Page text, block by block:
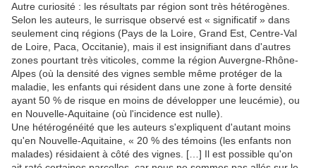
Autre curiosité : les résultats par région sont très hétérogènes.
Selon les auteurs, le surrisque observé est « significatif » dans
seulement cinq régions (Pays de la Loire, Grand Est, Centre-Val
de Loire, Paca, Occitanie), mais il est insignifiant dans d'autres
zones pourtant très viticoles, comme la région Auvergne-Rhône-
Alpes (où la densité des vignes semble même protéger de la
maladie, les enfants qui résident dans une zone à forte densité
ayant 50 % de risque en moins de développer une leucémie), ou
en Nouvelle-Aquitaine (où l'incidence est nulle).
Une hétérogénéité que les auteurs s'expliquent d'autant moins
qu'en Nouvelle-Aquitaine, « 20 % des témoins (les enfants non
malades) résidaient à côté des vignes. […] Il est possible qu'on